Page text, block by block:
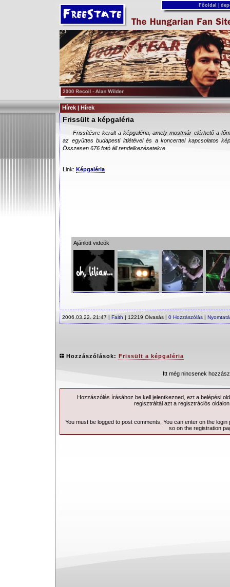
Főoldal
Hírek | Hírek
Frissült a képgaléria
Frissítésre került a képgaléria, amely mostmár elérhető a
az együttes budapesti ittlétével és a koncerttel kapcsolatos
Összesen 676 fotó áll rendelkezésetekre.
Link: Képgaléria
Ajánlott videók
2006.03.22. 21:47 | Faith | 12219 Olvasás | 0 Hozzászólás |
Hozzászólások: Frissült a képgaléria
Itt még nincsenek
Hozzászólás írásához be kell jelentkezned, ezt a belépési
regisztráltál azt a regisztrációs
You must be logged to post comments, You can enter on the login
so on the registration